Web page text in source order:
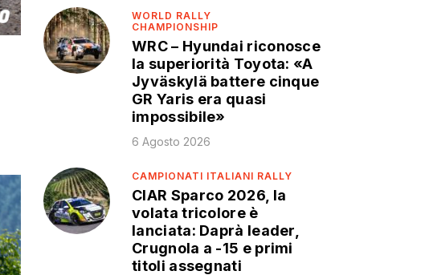
WORLD RALLY
CHAMPIONSHIP
WRC – Hyundai riconosce
la superiorità Toyota: «A
Jyväskylä battere cinque
GR Yaris era quasi
impossibile»
6 Agosto 2026
CAMPIONATI ITALIANI RALLY
CIAR Sparco 2026, la
volata tricolore è
lanciata: Daprà leader,
Crugnola a -15 e primi
titoli assegnati